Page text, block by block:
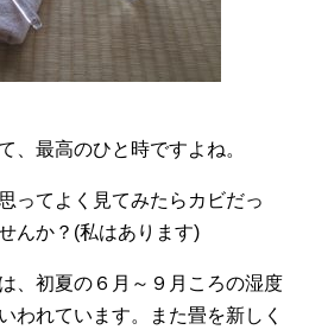
、最高のひと時ですよね。
ってよく見てみたらカビだっ
んか？(私はあります)
、初夏の６月～９月ころの湿度
われています。また畳を新しく